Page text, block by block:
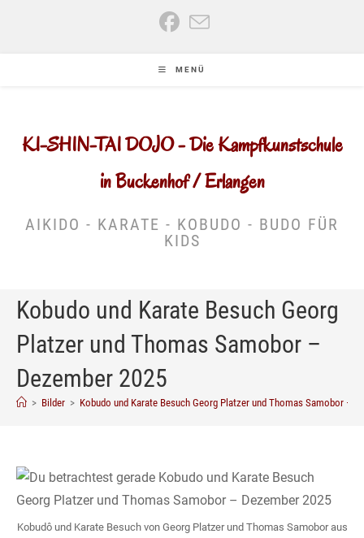
MENÜ
KI-SHIN-TAI DOJO - Die Kampfkunstschule
in Buckenhof / Erlangen
AIKIDO - KARATE - KOBUDO - BUDO FÜR
KIDS
Kobudo und Karate Besuch Georg
Platzer und Thomas Samobor –
Dezember 2025
> Bilder > Kobudo und Karate Besuch Georg Platzer und Thomas Samobor –
Kobudô und Karate Besuch von Georg Platzer und Thomas Samobor aus